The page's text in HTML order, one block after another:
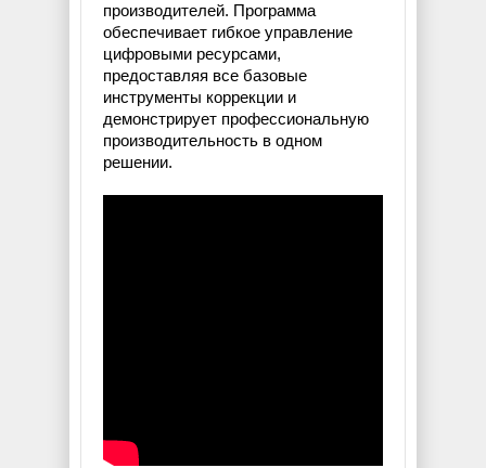
производителей. Программа
обеспечивает гибкое управление
цифровыми ресурсами,
предоставляя все базовые
инструменты коррекции и
демонстрирует профессиональную
производительность в одном
решении.